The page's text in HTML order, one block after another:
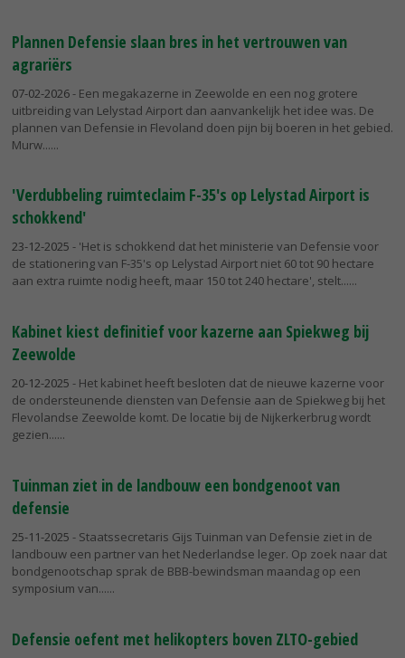
Plannen Defensie slaan bres in het vertrouwen van
agrariërs
07-02-2026- Een megakazerne in Zeewolde en een nog grotere
uitbreiding van Lelystad Airport dan aanvankelijk het idee was. De
plannen van Defensie in Flevoland doen pijn bij boeren in het gebied.
Murw...
'Verdubbeling ruimteclaim F-35's op Lelystad Airport is
schokkend'
23-12-2025 - 'Het is schokkend dat het ministerie van Defensie voor
de stationering van F-35's op Lelystad Airport niet 60 tot 90 hectare
aan extra ruimte nodig heeft, maar 150 tot 240 hectare', stelt...
Kabinet kiest definitief voor kazerne aan Spiekweg bij
Zeewolde
20-12-2025 - Het kabinet heeft besloten dat de nieuwe kazerne voor
de ondersteunende diensten van Defensie aan de Spiekweg bij het
Flevolandse Zeewolde komt. De locatie bij de Nijkerkerbrug wordt
gezien...
Tuinman ziet in de landbouw een bondgenoot van
defensie
25-11-2025 - Staatssecretaris Gijs Tuinman van Defensie ziet in de
landbouw een partner van het Nederlandse leger. Op zoek naar dat
bondgenootschap sprak de BBB-bewindsman maandag op een
symposium van...
Defensie oefent met helikopters boven ZLTO-gebied